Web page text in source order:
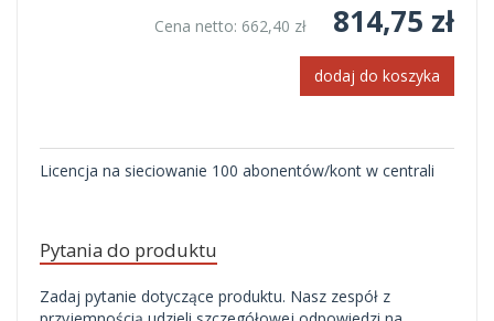
Cena netto: 662,40 zł 814,75 zł
dodaj do koszyka
Licencja na sieciowanie 100 abonentów/kont w centrali
Pytania do produktu
Zadaj pytanie dotyczące produktu. Nasz zespół z